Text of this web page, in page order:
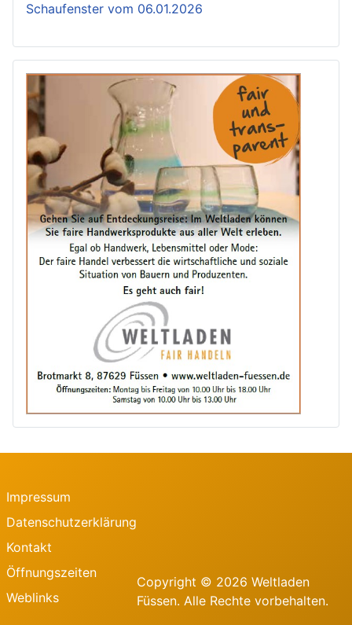
Schaufenster vom 06.01.2026
Impressum
Datenschutzerklärung
Kontakt
Öffnungszeiten
Weblinks
Copyright © 2026 Weltladen
Füssen. Alle Rechte vorbehalten.